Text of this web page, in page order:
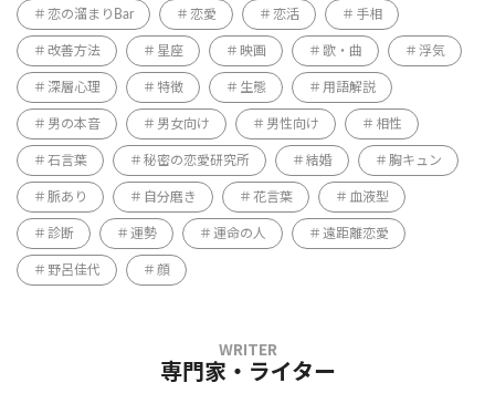
恋の溜まりBar 恋愛 恋活 手相
改善方法 星座 映画 歌・曲 浮気
深層心理 特徴 生態 用語解説
男の本音 男女向け 男性向け 相性
石言葉 秘密の恋愛研究所 結婚 胸キュン
脈あり 自分磨き 花言葉 血液型
診断 運勢 運命の人 遠距離恋愛
野呂佳代 顔
専門家・ライター